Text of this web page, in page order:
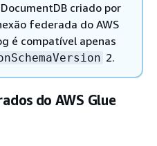
criado por
federada do AWS
é compatível apenas
2.
do AWS Glue